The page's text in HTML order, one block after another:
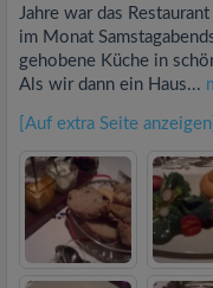
Jahre war das
im Monat
gehobene Küche in
Als wir dann ein Haus...
[Auf extra Seite anzeigen]